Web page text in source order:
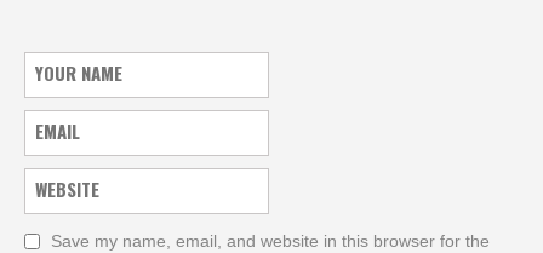
Save my name, email, and website in this browser for the